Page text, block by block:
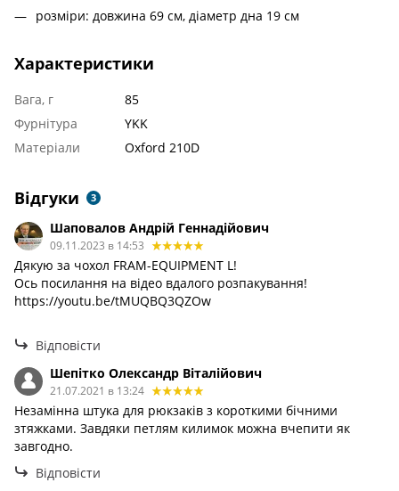
розміри: довжина 69 см, діаметр дна 19 см
Характеристики
Вага, г
85
Фурнітура
YKK
Матеріали
Oxford 210D
Відгуки 3
Шаповалов Андрій Геннадійович
09.11.2023 в 14:53
Дякую за чохол FRAM-EQUIPMENT L!
Ось посилання на відео вдалого розпакування!
https://youtu.be/tMUQBQ3QZOw
Відповісти
Шепітко Олександр Віталійович
21.07.2021 в 13:24
Незамінна штука для рюкзаків з короткими бічними
зтяжками. Завдяки петлям килимок можна вчепити як
завгодно.
Відповісти